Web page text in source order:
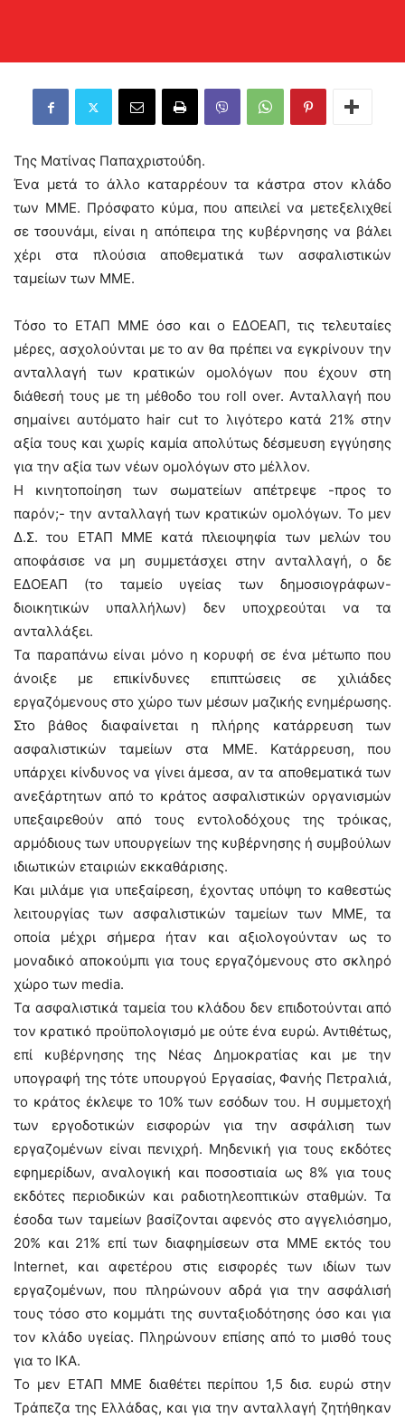
Της Ματίνας Παπαχριστούδη.
Ένα μετά το άλλο καταρρέουν τα κάστρα στον κλάδο
των ΜΜΕ. Πρόσφατο κύμα, που απειλεί να μετεξελιχθεί
σε τσουνάμι, είναι η απόπειρα της κυβέρνησης να βάλει
χέρι στα πλούσια αποθεματικά των ασφαλιστικών
ταμείων των ΜΜΕ.
Τόσο το ΕΤΑΠ ΜΜΕ όσο και ο ΕΔΟΕΑΠ, τις τελευταίες
μέρες, ασχολούνται με το αν θα πρέπει να εγκρίνουν την
ανταλλαγή των κρατικών ομολόγων που έχουν στη
διάθεσή τους με τη μέθοδο του roll over. Ανταλλαγή που
σημαίνει αυτόματο hair cut το λιγότερο κατά 21% στην
αξία τους και χωρίς καμία απολύτως δέσμευση εγγύησης
για την αξία των νέων ομολόγων στο μέλλον.
Η κινητοποίηση των σωματείων απέτρεψε -προς το
παρόν;- την ανταλλαγή των κρατικών ομολόγων. Το μεν
Δ.Σ. του ΕΤΑΠ ΜΜΕ κατά πλειοψηφία των μελών του
αποφάσισε να μη συμμετάσχει στην ανταλλαγή, ο δε
ΕΔΟΕΑΠ (το ταμείο υγείας των δημοσιογράφων-
διοικητικών υπαλλήλων) δεν υποχρεούται να τα
ανταλλάξει.
Τα παραπάνω είναι μόνο η κορυφή σε ένα μέτωπο που
άνοιξε με επικίνδυνες επιπτώσεις σε χιλιάδες
εργαζόμενους στο χώρο των μέσων μαζικής ενημέρωσης.
Στο βάθος διαφαίνεται η πλήρης κατάρρευση των
ασφαλιστικών ταμείων στα ΜΜΕ. Κατάρρευση, που
υπάρχει κίνδυνος να γίνει άμεσα, αν τα αποθεματικά των
ανεξάρτητων από το κράτος ασφαλιστικών οργανισμών
υπεξαιρεθούν από τους εντολοδόχους της τρόικας,
αρμόδιους των υπουργείων της κυβέρνησης ή συμβούλων
ιδιωτικών εταιριών εκκαθάρισης.
Και μιλάμε για υπεξαίρεση, έχοντας υπόψη το καθεστώς
λειτουργίας των ασφαλιστικών ταμείων των ΜΜΕ, τα
οποία μέχρι σήμερα ήταν και αξιολογούνταν ως το
μοναδικό αποκούμπι για τους εργαζόμενους στο σκληρό
χώρο των media.
Τα ασφαλιστικά ταμεία του κλάδου δεν επιδοτούνται από
τον κρατικό προϋπολογισμό με ούτε ένα ευρώ. Αντιθέτως,
επί κυβέρνησης της Νέας Δημοκρατίας και με την
υπογραφή της τότε υπουργού Εργασίας, Φανής Πετραλιά,
το κράτος έκλεψε το 10% των εσόδων του. Η συμμετοχή
των εργοδοτικών εισφορών για την ασφάλιση των
εργαζομένων είναι πενιχρή. Μηδενική για τους εκδότες
εφημερίδων, αναλογική και ποσοστιαία ως 8% για τους
εκδότες περιοδικών και ραδιοτηλεοπτικών σταθμών. Τα
έσοδα των ταμείων βασίζονται αφενός στο αγγελιόσημο,
20% και 21% επί των διαφημίσεων στα ΜΜΕ εκτός του
Internet, και αφετέρου στις εισφορές των ιδίων των
εργαζομένων, που πληρώνουν αδρά για την ασφάλισή
τους τόσο στο κομμάτι της συνταξιοδότησης όσο και για
τον κλάδο υγείας. Πληρώνουν επίσης από το μισθό τους
για το ΙΚΑ.
Το μεν ΕΤΑΠ ΜΜΕ διαθέτει περίπου 1,5 δισ. ευρώ στην
Τράπεζα της Ελλάδας, και για την ανταλλαγή ζητήθηκαν